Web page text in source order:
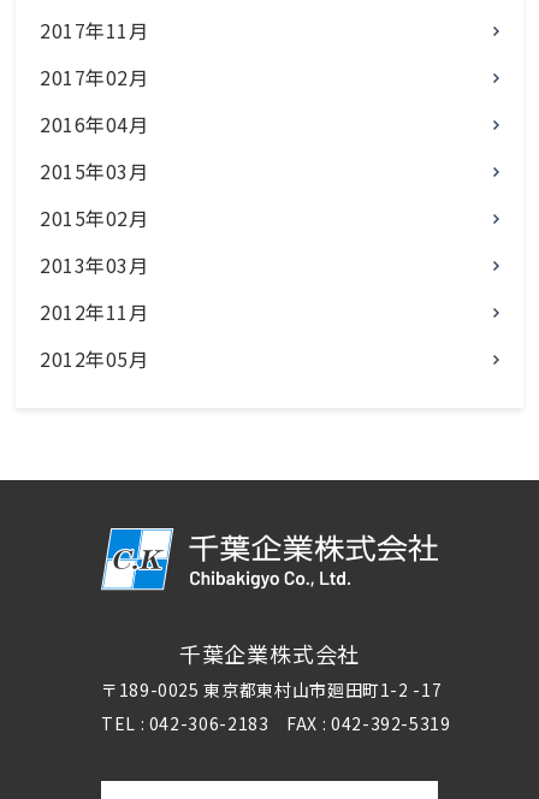
2017年11月
2017年02月
2016年04月
2015年03月
2015年02月
2013年03月
2012年11月
2012年05月
千葉企業株式会社
〒189-0025 東京都東村山市廻田町1-2 -17
TEL : 042-306-2183 FAX : 042-392-5319